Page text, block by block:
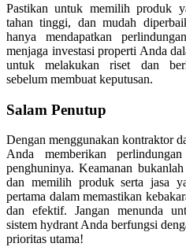
Pastikan untuk memilih produk
tahan tinggi, dan mudah
hanya mendapatkan
menjaga investasi properti Anda
untuk melakukan riset dan
sebelum membuat keputusan.
Salam Penutup
Dengan menggunakan kontraktor
Anda memberikan
penghuninya. Keamanan
dan memilih produk serta jasa
pertama dalam memastikan
dan efektif. Jangan menunda
sistem hydrant Anda berfungsi
prioritas utama!